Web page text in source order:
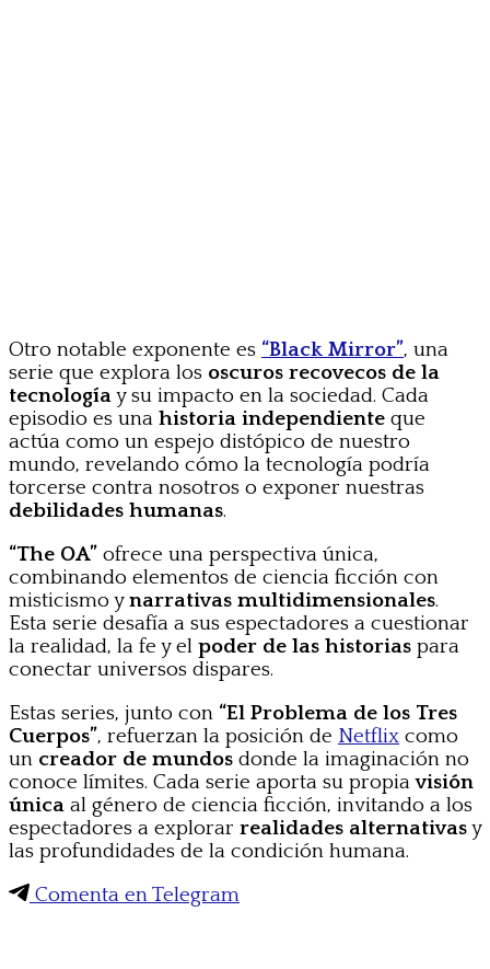
Otro notable exponente es “Black Mirror”, una
serie que explora los oscuros recovecos de la
tecnologíay su impacto en la sociedad. Cada
episodio es una historia independiente que
actúa como un espejo distópico de nuestro
mundo, revelando cómo la tecnología podría
torcerse contra nosotros o exponer nuestras
debilidades humanas.
“The OA” ofrece una perspectiva única,
combinando elementos de ciencia ficción con
misticismo ynarrativas multidimensionales.
Esta serie desafía a sus espectadores a cuestionar
la realidad, la fe y el poder de las historias para
conectar universos dispares.
Estas series, junto con “El Problema de los Tres
Cuerpos”, refuerzan la posición de Netflix como
un creador de mundos donde la imaginación no
conoce límites. Cada serie aporta su propiavisión
única al género de ciencia ficción, invitando a los
espectadores a explorar realidades alternativasy
las profundidades de la condición humana.
Comenta en Telegram